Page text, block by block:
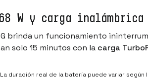
W y carga inalámbrica
brinda un funcionamiento
solo 15 minutos con la carga
real de la batería puede variar